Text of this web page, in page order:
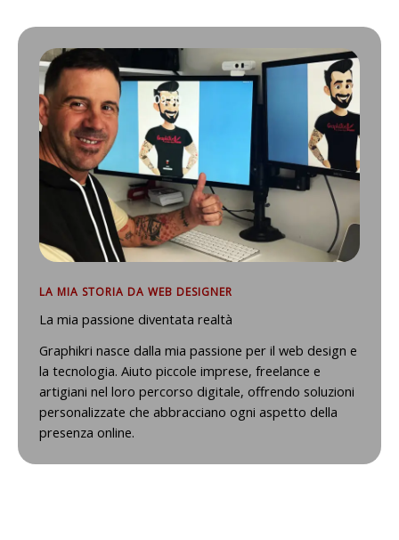
LA MIA STORIA DA WEB DESIGNER
La mia passione diventata realtà
Graphikri nasce dalla mia passione per il web design e
la tecnologia. Aiuto piccole imprese, freelance e
artigiani nel loro percorso digitale, offrendo soluzioni
personalizzate che abbracciano ogni aspetto della
presenza online.